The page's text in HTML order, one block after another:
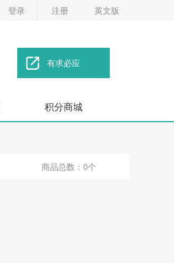
登录 注册 英文版
有求必应
积分商城
商品总数：0个